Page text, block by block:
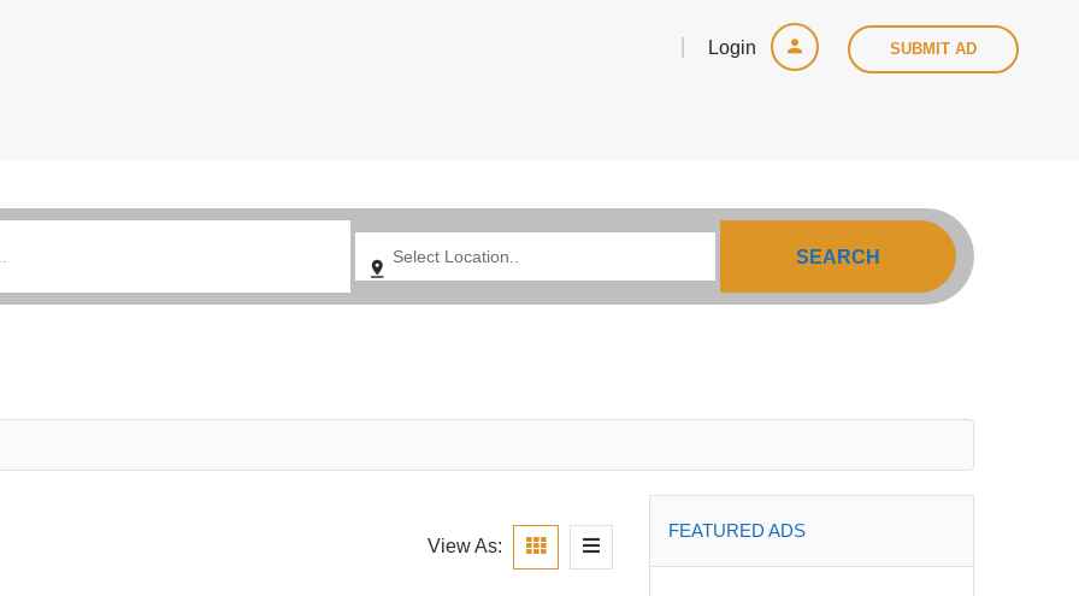
Login SUBMIT AD
SEARCH
View As:
FEATURED ADS